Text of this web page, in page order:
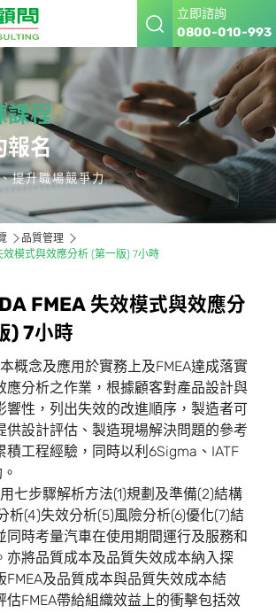
立即諮詢
0800-010-993
課程
報名
提升職場競爭力
品質管理
效模式與效應分析 (第一版) 7小時
DA FMEA 失效模式與效應分
) 7小時
概念及應用於實務上及FMEA達成落實
應分析之作業，根據顧客對產品設計與
響性，列出失效的改進順序，製造者可
供設計評估、製造現場解決問題的參考
積工程經驗，同時以利6Sigma、IATF
七步驟解析方法(1)規劃及準備(2)結構
析(4)失效分析(5)風險分析(6)優化(7)結
同時考量汽車在使用期間運行及服務和
亦將品質成本及品質失效成本納入探
FMEA及品質成本與品質失效成本結
估FMEA帶給組織效益上的衝擊包括效